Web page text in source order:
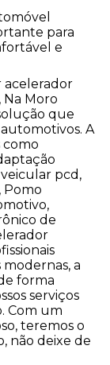
para
e
acelerador
Moro
que
A
como
pcd,
Pomo
de
a
forma
serviços
Com um
teremos o
não deixe de